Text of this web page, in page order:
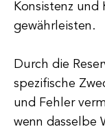
Konsistenz und
gewährleisten.
Durch die
spezifische
und Fehler
wenn dasselbe